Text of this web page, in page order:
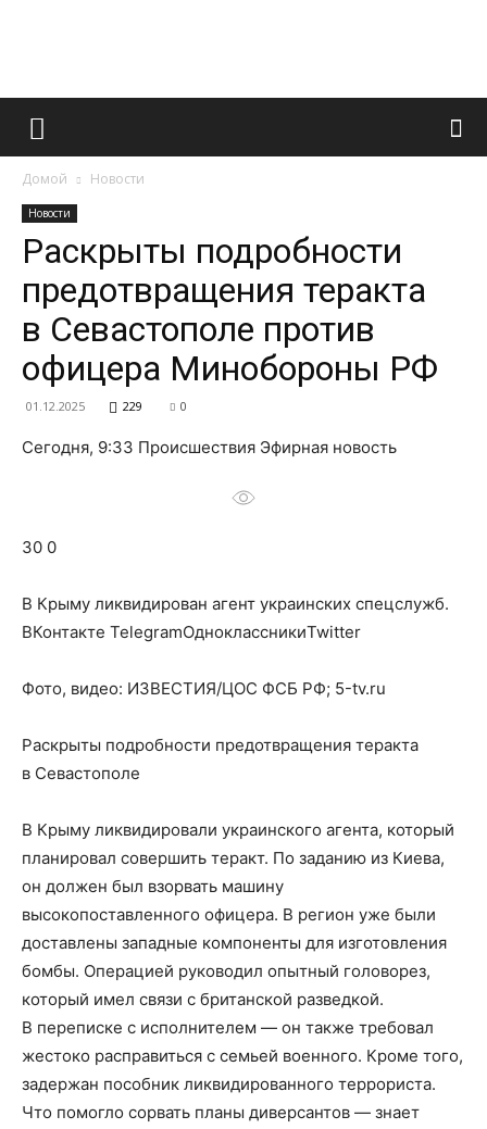
Французский
и
о
Домой Новости
Новости
Раскрыты подробности
предотвращения теракта
в Севастополе против
офицера Минобороны РФ
01.12.2025 229 0
Сегодня, 9:33 Происшествия Эфирная новость
30 0
В Крыму ликвидирован агент украинских спецслужб.
ВКонтакте TelegramОдноклассникиTwitter
Фото, видео: ИЗВЕСТИЯ/ЦОС ФСБ РФ; 5-tv.ru
Раскрыты подробности предотвращения теракта
в Севастополе
В Крыму ликвидировали украинского агента, который
планировал совершить теракт. По заданию из Киева,
он должен был взорвать машину
высокопоставленного офицера. В регион уже были
доставлены западные компоненты для изготовления
бомбы. Операцией руководил опытный головорез,
который имел связи с британской разведкой.
В переписке с исполнителем — он также требовал
жестоко расправиться с семьей военного. Кроме того,
задержан пособник ликвидированного террориста.
Что помогло сорвать планы диверсантов — знает